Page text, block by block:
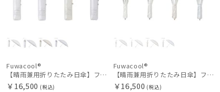
Fuwacool®
【晴雨兼用折りたたみ日傘】フワクール®ホワイト（Fuwacool® White）トーンonトーン
￥16,500 (税込)
Fuwacool®
【晴雨兼用折りたたみ日傘】フワクール®ホワイト（Fuwacool® White）バイカラー 1級遮光 遮熱 UV99%以上
￥16,500 (税込)